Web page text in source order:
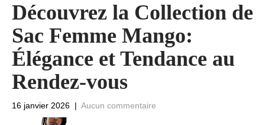
Découvrez la Collection de
Sac Femme Mango:
Élégance et Tendance au
Rendez-vous
16 janvier 2026 | Aucun commentaire